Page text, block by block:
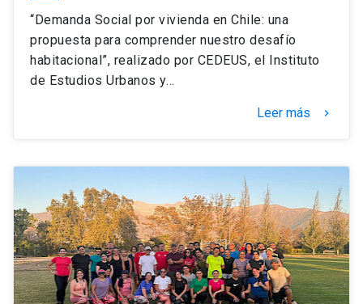
Alumni launch
Padres y familia
Correo UC launch
Medios Biblioteca launch
“Demanda Social por vivienda en Chile: una
propuesta para comprender nuestro desafío
habitacional”, realizado por CEDEUS, el Instituto
de Estudios Urbanos y…
Leer más keyboard_arrow_right